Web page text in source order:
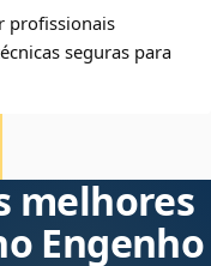
profissionais
seguras para
melhores
Engenho